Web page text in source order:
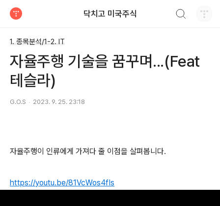
닥치고 미국주식
1. 종목분석/1-2. IT
자율주행 기술을 꿈꾸며...(Feat
테슬라)
G.O.S 2023. 9. 25. 23:18
자율주행이 인류에게 가져다 줄 이점을 살펴봅니다.
https://youtu.be/81VcWos4fIs